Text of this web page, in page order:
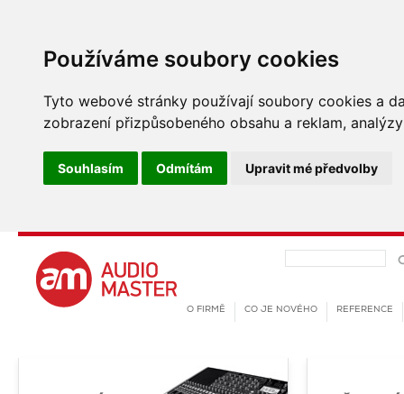
Používáme soubory cookies
Tyto webové stránky používají soubory cookies a
zobrazení přizpůsobeného obsahu a reklam,
Souhlasím Odmítám Upravit mé předvolby
REFERENCE
CO JE NOVÉHO
O FIRMĚ